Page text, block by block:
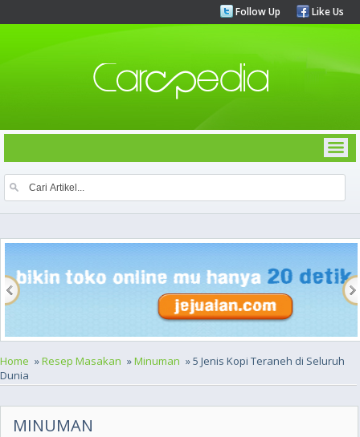
Follow Up Like Us
Home »Resep Masakan »Minuman » 5 Jenis Kopi Teraneh di Seluruh
Dunia
MINUMAN